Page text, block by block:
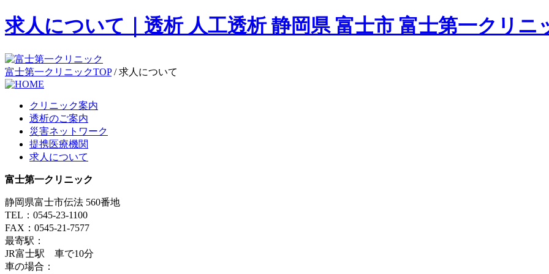
求人について｜透析 人工透析 静岡県 富士市 富士第一クリニ
富士第一クリニックTOP/求人について
クリニック案内
透析のご案内
災害ネットワーク
提携医療機関
求人について
富士第一クリニック
静岡県富士市伝法 560番地
TEL：0545-23-1100
FAX：0545-21-7577
最寄駅：
JR富士駅 車で10分
車の場合：